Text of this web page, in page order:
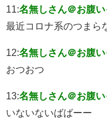
11:名無しさん＠お腹
最近コロナ系のつまら
12:名無しさん＠お腹
おつおつ
13:名無しさん＠お腹
いないないばばーー